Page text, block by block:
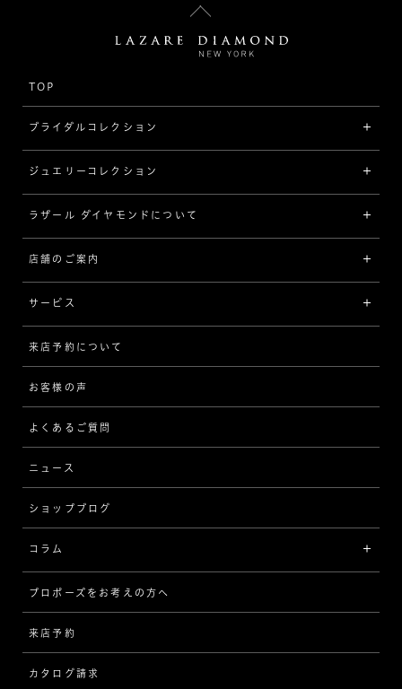
TOP
ブライダルコレクション
婚約指輪（エンゲージリング）
[素材から選ぶ]
プラチナ
イエローゴールド
コンビネーション
[フォルムから選ぶ]
ストレート
ウェーブ
V字
[セッテイングから選ぶ]
ソリテール
ワンサイドメレ
ダブルサイドメレ
ジュエリーコレクション
ジュエリーコレクショントップ
ジュエリー一覧
リング
ネックレス/ペンダント
ピアス/イヤリング
ブレスレット
ラザール ダイヤモンドについて
ラザール ダイヤモンドについて
品質
歴史
企業の取り組み
店舗のご案内
サービス
サービスについて
アフターサービス
MESSAGE IN DIAMOND
品質保証
ブライダルアイテム
来店予約について
お客様の声
よくあるご質問
ニュース
ショップブログ
コラム
インタビュー
指輪
ダイヤモンド
プロポーズをお考えの方へ
来店予約
カタログ請求